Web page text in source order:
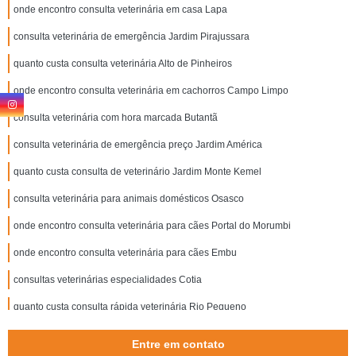
onde encontro consulta veterinária em casa Lapa
consulta veterinária de emergência Jardim Pirajussara
quanto custa consulta veterinária Alto de Pinheiros
onde encontro consulta veterinária em cachorros Campo Limpo
consulta veterinária com hora marcada Butantã
consulta veterinária de emergência preço Jardim América
quanto custa consulta de veterinário Jardim Monte Kemel
consulta veterinária para animais domésticos Osasco
onde encontro consulta veterinária para cães Portal do Morumbi
onde encontro consulta veterinária para cães Embu
consultas veterinárias especialidades Cotia
quanto custa consulta rápida veterinária Rio Pequeno
Entre em contato